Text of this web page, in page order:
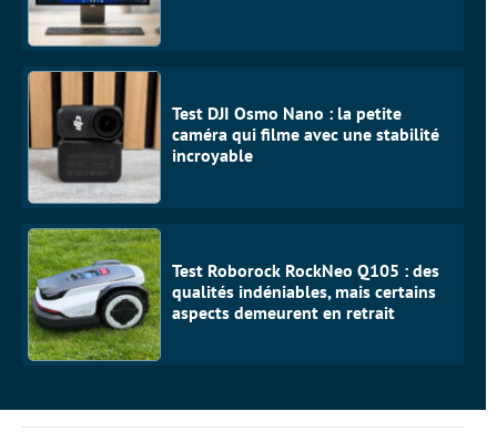
Test DJI Osmo Nano : la petite
caméra qui filme avec une stabilité
incroyable
Test Roborock RockNeo Q105 : des
qualités indéniables, mais certains
aspects demeurent en retrait